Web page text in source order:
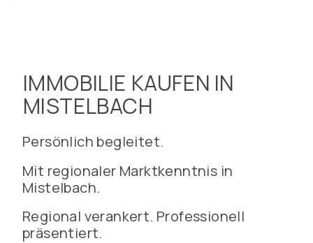
IMMOBILIE KAUFEN IN
MISTELBACH
Persönlich begleitet.
Mit regionaler Marktkenntnis in
Mistelbach.
Regional verankert. Professionell
präsentiert.